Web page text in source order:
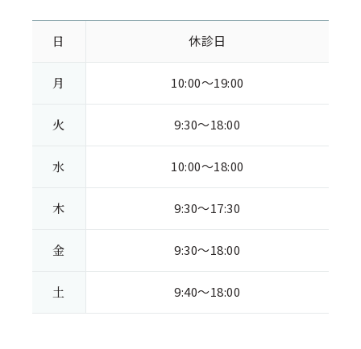
日
月
火
水
木
金
土
休診日
10:00～19:00
9:30～18:00
10:00～18:00
9:30～17:30
9:30～18:00
9:40～18:00